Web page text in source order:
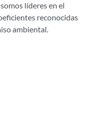
líderes en el
reconocidas
ambiental.